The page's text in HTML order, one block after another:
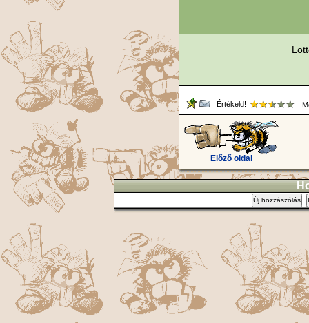
Értékeld!
Előző oldal
Új hozzászólás